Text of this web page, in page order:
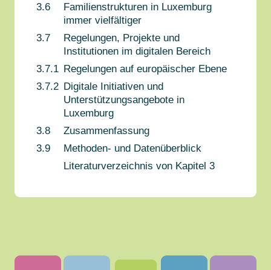
3.6
Familienstrukturen in Luxemburg
immer vielfältiger
3.7
Regelungen, Projekte und
Institutionen im digitalen Bereich
3.7.1 Regelungen auf europäischer Ebene
3.7.2 Digitale Initiativen und
Unterstützungsangebote in
Luxemburg
3.8
Zusammenfassung
3.9
Methoden- und Datenüberblick
Literaturverzeichnis von Kapitel 3